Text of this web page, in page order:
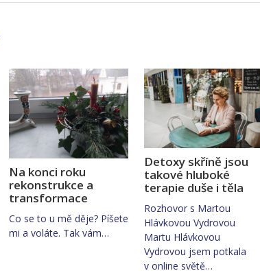
Na konci roku
rekonstrukce a
transformace
Co se to u mě děje? Píšete
mi a voláte. Tak vám…
Detoxy skříně jsou
takové hluboké
terapie duše i těla
Rozhovor s Martou
Hlávkovou Vydrovou
Martu Hlávkovou
Vydrovou jsem potkala
v online světě…